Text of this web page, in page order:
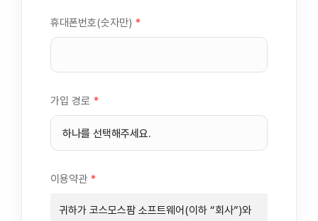
휴대폰번호(숫자만) *
가입 경로 *
이용약관 *
귀하가 코스모스팜 소프트웨어(이하 “회사”)와